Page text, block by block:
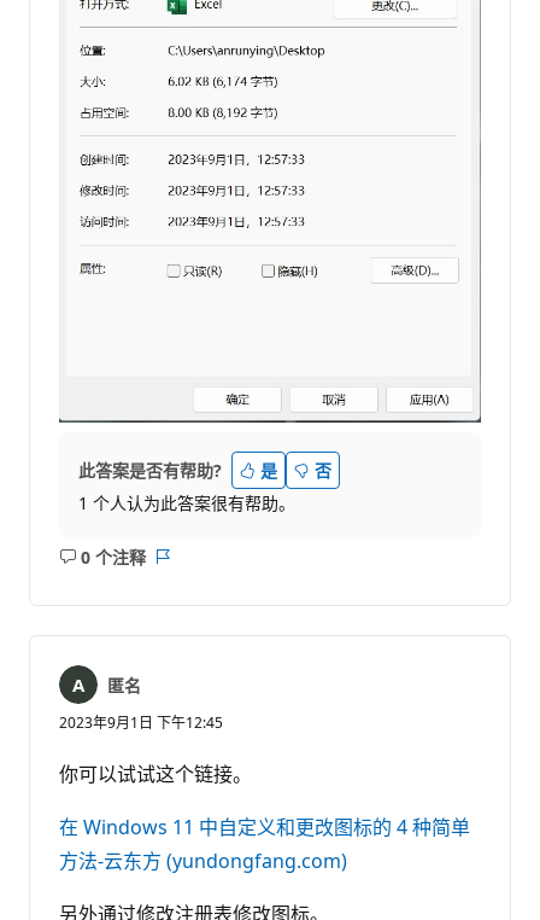
此答案是否有帮助? 是
否
1 个人认为此答案很有帮助。
0 个注释
无
匿名
2023年9月1日 下午12:45
你可以试试这个链接。
在 Windows 11 中自定义和更改图标的 4 种简单
方法-云东方 (yundongfang.com)
另外通过修改注册表修改图标。